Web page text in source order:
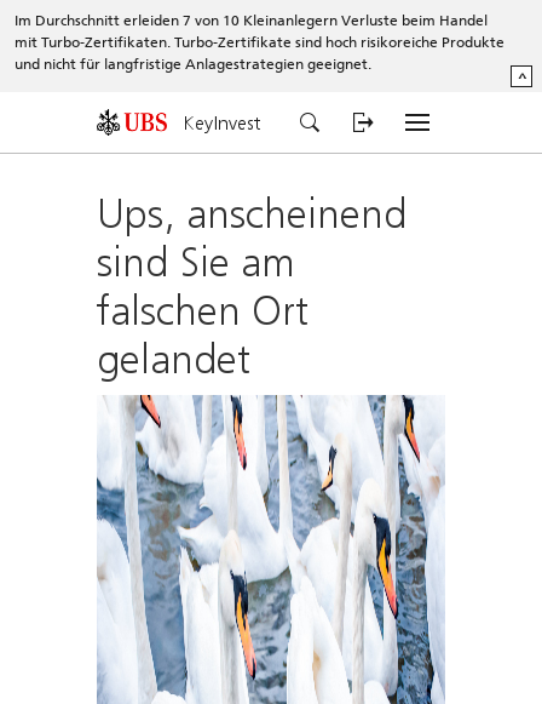
Im Durchschnitt erleiden 7 von 10 Kleinanlegern Verluste beim Handel
mit Turbo-Zertifikaten. Turbo-Zertifikate sind hoch risikoreiche Produkte
und nicht für langfristige Anlagestrategien geeignet.
^
KeyInvest
Ups, anscheinend
sind Sie am
falschen Ort
gelandet